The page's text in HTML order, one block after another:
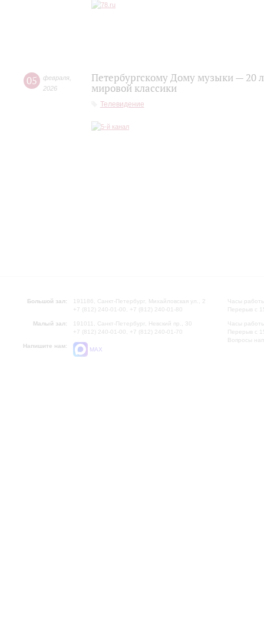
05 февраля
2026
Петербургскому Дому музыки — 20
мировой классики
Телевидение
Большой зал:
191186, Санкт-Петербург, Михайловская ул., 2
+7 (812) 240-01-00, +7 (812) 240-01-80
Малый зал:
191011, Санкт-Петербург, Невский пр., 30
+7 (812) 240-01-00, +7 (812) 240-01-70
Напишите нам:
MAX
Часы
Перерыв с
Часы
Перерыв с
Вопросы